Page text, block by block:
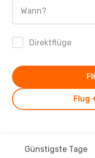
Wann?
Direktflüge
Flug
Günstigste Tage